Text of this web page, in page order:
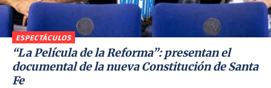
ESPECTÁCULOS
“La Película de la Reforma”: presentan el
documental de la nueva Constitución de Santa
Fe